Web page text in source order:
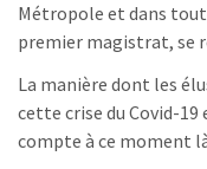
Métropole et dans
premier magistrat, se
La manière dont les
cette crise du Covid-
compte à ce moment